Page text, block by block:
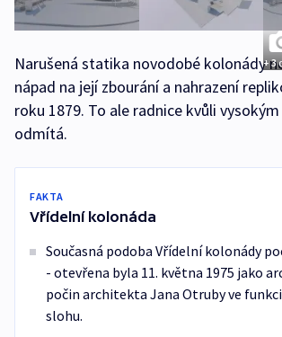
+ 3
Narušená statika novodobé kolonády
nápad na její zbourání a nahrazení
roku 1879. To ale radnice kvůli
odmítá.
FAKTA
Vřídelní kolonáda
Současná podoba Vřídelní kolonády
- otevřena byla 11. května 1975 jako
počin architekta Jana Otruby ve
slohu.